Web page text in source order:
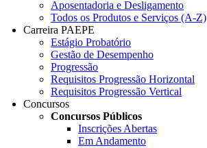
Aposentadoria e Desligamento
Todos os Produtos e Serviços (A-Z)
Carreira PAEPE
Estágio Probatório
Gestão de Desempenho
Progressão
Requisitos Progressão Horizontal
Requisitos Progressão Vertical
Concursos
Concursos Públicos
Inscrições Abertas
Em Andamento